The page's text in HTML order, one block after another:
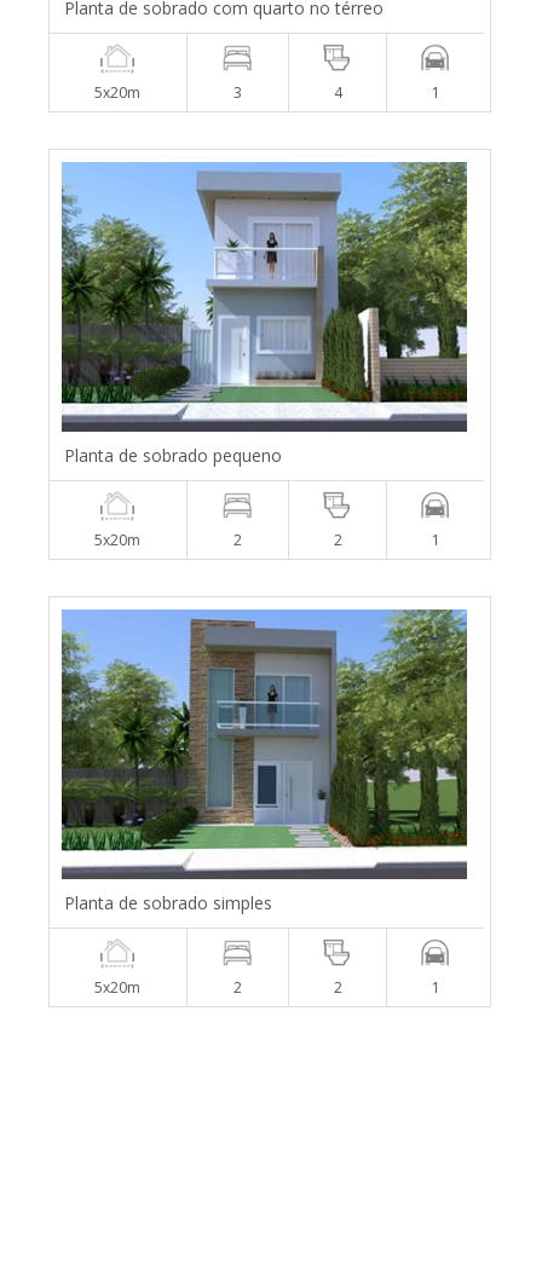
Planta de sobrado com quarto no térreo
5x20m 3 4 1
Planta de sobrado pequeno
5x20m 2 2 1
Planta de sobrado simples
5x20m 2 2 1